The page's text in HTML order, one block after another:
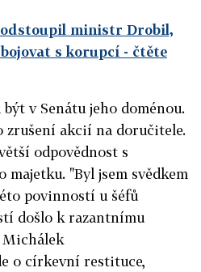
odstoupil ministr Drobil,
s korupcí - čtěte
v Senátu jeho doménou.
zrušení akcií na doručitele.
odpovědnost s
"Byl jsem svědkem
povinností u šéfů
došlo k razantnímu
Michálek
o církevní restituce,